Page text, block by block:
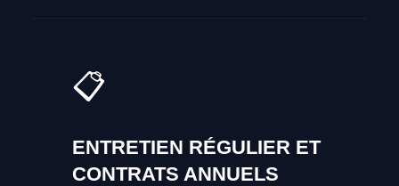
📋
ENTRETIEN RÉGULIER ET
CONTRATS ANNUELS